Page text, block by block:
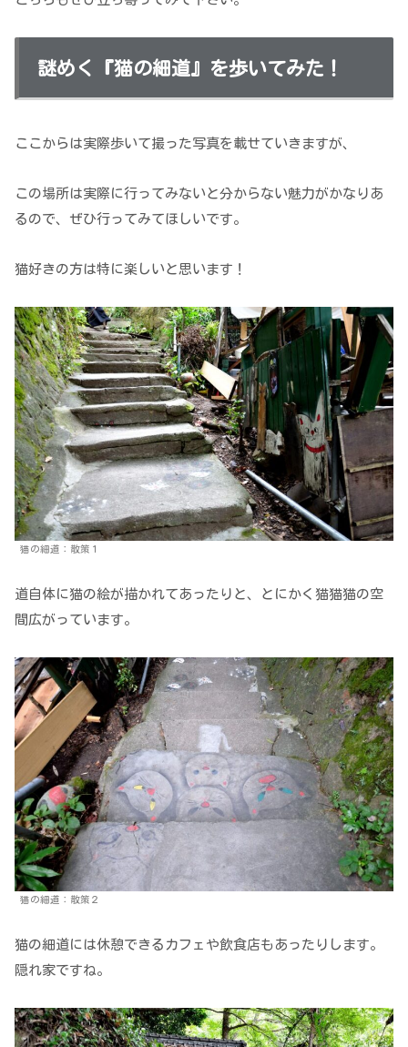
謎めく『猫の細道』を歩いてみた！
ここからは実際歩いて撮った写真を載せていきますが、
この場所は実際に行ってみないと分からない魅力がかなりあ
るので、ぜひ行ってみてほしいです。
猫好きの方は特に楽しいと思います！
猫の細道：散策１
道自体に猫の絵が描かれてあったりと、とにかく猫猫猫の空
間広がっています。
猫の細道：散策２
猫の細道には休憩できるカフェや飲食店もあったりします。
隠れ家ですね。